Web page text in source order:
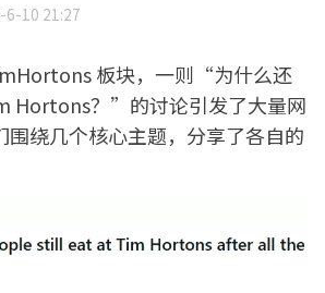
6-10 21:27
板块，一则“为什么还
Hortons？”的讨论引发了大量网
围绕几个核心主题，分享了各自的